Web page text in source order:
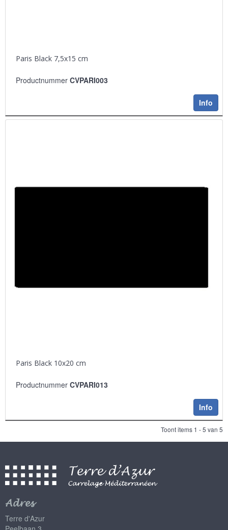
Paris Black 7,5x15 cm
Productnummer CVPARI003
Info
Paris Black 10x20 cm
Productnummer CVPARI013
Info
Toont items 1 - 5 van 5
Adres
Terre d'Azur